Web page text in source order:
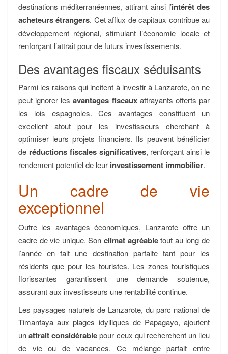
destinations méditerranéennes, attirant ainsi l’intérêt des
acheteurs étrangers. Cet afflux de capitaux contribue au
développement régional, stimulant l’économie locale et
renforçant l’attrait pour de futurs investissements.
Des avantages fiscaux séduisants
Parmi les raisons qui incitent à investir à Lanzarote, on ne
peut ignorer lesavantages fiscauxattrayants offerts par
les lois espagnoles. Ces avantages constituent un
excellent atout pour les investisseurs cherchant à
optimiser leurs projets financiers. Ils peuvent bénéficier
de réductions fiscales significatives, renforçant ainsi le
rendement potentiel de leur investissement immobilier.
Un cadre de vie
exceptionnel
Outre les avantages économiques, Lanzarote offre un
cadre de vie unique. Son climat agréabletout au long de
l’année en fait une destination parfaite tant pour les
résidents que pour les touristes. Les zones touristiques
florissantes garantissent une demande soutenue,
assurant aux investisseurs une rentabilité continue.
Les paysages naturels de Lanzarote, du parc national de
Timanfaya aux plages idylliques de Papagayo, ajoutent
unattrait considérablepour ceux qui recherchent un lieu
de vie ou de vacances. Ce mélange parfait entre